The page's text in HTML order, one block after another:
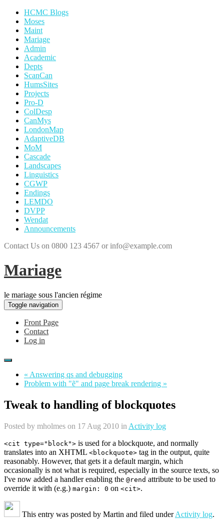
HCMC Blogs
Moses
Maint
Mariage
Admin
Academic
Depts
ScanCan
HumsSites
Projects
Pro-D
ColDesp
CanMys
LondonMap
AdaptiveDB
MoM
Cascade
Landscapes
Linguistics
CGWP
Endings
LEMDO
DVPP
Wendat
Announcements
Contact Us on 0800 123 4567 or info@example.com
Mariage
le mariage sous l'ancien régime
Toggle navigation
Front Page
Contact
Log in
« Answering qs and debugging
Problem with "ẽ" and page break rendering »
Tweak to handling of blockquotes
Posted by mholmes on 17 Aug 2010 in Activity log
<cit type="block"> is used for a blockquote, and normally
translates into an XHTML <blockquote> tag in the output, quite
reasonably. However, that gets it a default margin, which
occasionally is not what is required, especially in the source texts, so
I've now added a handler enabling the @rend attribute to be used to
override it with (e.g.) margin: 0 on <cit>.
This entry was posted by Martin and filed underActivity log.